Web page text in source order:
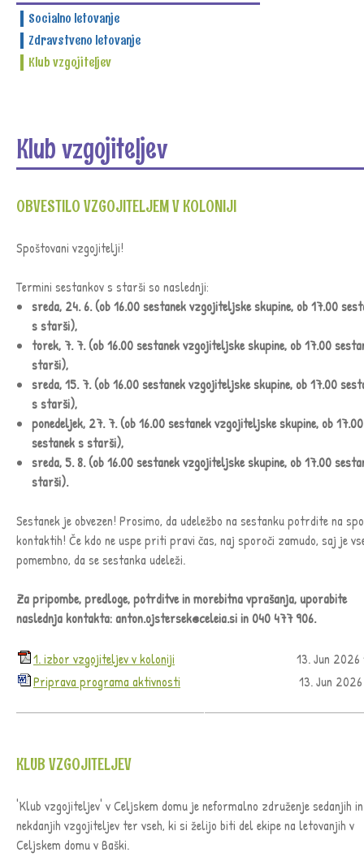
Socialno letovanje
Zdravstveno letovanje
Klub vzgojiteljev
Klub vzgojiteljev
OBVESTILO VZGOJITELJEM V KOLONIJI
Spoštovani vzgojitelji!
Termini sestankov s starši so naslednji:
sreda, 24. 6. (ob 16.00 sestanek vzgojiteljske skupine, ob 17.00
s starši),
torek, 7. 7.(ob 16.00 sestanek vzgojiteljske skupine, ob 17.00
starši),
sreda, 15. 7.(ob 16.00 sestanek vzgojiteljske skupine, ob 17.00
s starši),
ponedeljek, 27. 7.(ob 16.00 sestanek vzgojiteljske skupine, ob 17.00
sestanek s starši),
sreda, 5. 8.(ob 16.00 sestanek vzgojiteljske skupine, ob 17.00
starši).
Sestanek je obvezen! Prosimo, da udeležbo na sestanku potrdite na
kontaktih! Če kdo ne uspe priti pravi čas, naj sporoči zamudo, saj je
pomembno, da se sestanka udeleži.
Za pripombe, predloge, potrditve in morebitna vprašanja, uporabite
naslednja kontakta: anton.ojstersek@celeia.si in 040 477 906.
1. izbor vzgojiteljev v koloniji
13. Jun 2026
Priprava programa aktivnosti
13. Jun
KLUB VZGOJITELJEV
'Klub vzgojiteljev' v Celjskem domu je neformalno združenje sedanjih in
nekdanjih vzgojiteljev ter vseh, ki si želijo biti del ekipe na letovanjih v
Celjskem domu v Baški.